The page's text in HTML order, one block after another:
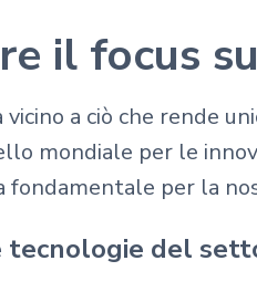
il focus
vicino a ciò che rende
mondiale per le
fondamentale per la
tecnologie del